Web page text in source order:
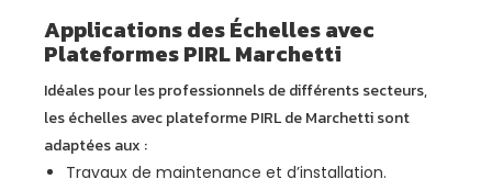
Applications des Échelles avec
Plateformes PIRL Marchetti
Idéales pour les professionnels de différents secteurs,
les échelles avec plateforme PIRL de Marchetti sont
adaptées aux :
Travaux de maintenance et d’installation.